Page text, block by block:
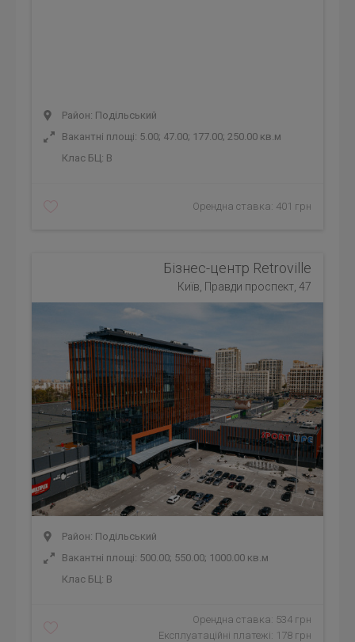
Район: Подільський
Вакантні площі: 5.00; 47.00; 177.00; 250.00 кв.м
Клас БЦ: B
Орендна ставка: 401 грн
Бізнес-центр Retroville
Київ, Правди проспект, 47
Район: Подільський
Вакантні площі: 500.00; 550.00; 1000.00 кв.м
Клас БЦ: B
Орендна ставка: 534 грн
Експлуатаційні платежі: 178 грн